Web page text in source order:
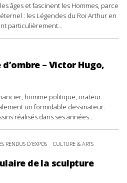
âges et fascinent les Hommes, parce
: les Légendes du Roi Arthur en
particulièrement...
– Victor Hugo,
homme politique, orateur :
un formidable dessinateur.
réalisés dans ses années...
RENDUS D'EXPOS CULTURE & ARTS
de la sculpture